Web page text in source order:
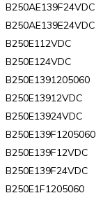
B250AE139F24VDC
B250AE139E24VDC
B250E112VDC
B250E124VDC
B250E1391205060
B250E13912VDC
B250E13924VDC
B250E139F1205060
B250E139F12VDC
B250E139F24VDC
B250E1F1205060